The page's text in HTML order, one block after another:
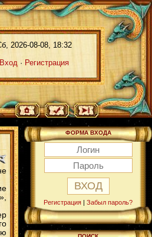
2026-08-08, 18:32
Вход · Регистрация
ФОРМА ВХОДА
Регистрация | Забыл пароль?